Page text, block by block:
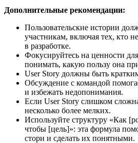
Дополнительные рекомендации:
Пользовательские истории
участникам, включая тех, кто
в разработке.
Фокусируйтесь на ценности
понимать, какую пользу она
User Story должны быть
Обсуждение с командой
и избежать недопонимания.
Если User Story слишком
несколько более мелких.
Используйте структуру «Как
чтобы [цель]»: эта формула
стори и сделать их понятными.